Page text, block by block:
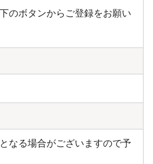
のボタンからご登録をお願い
なる場合がございますので予